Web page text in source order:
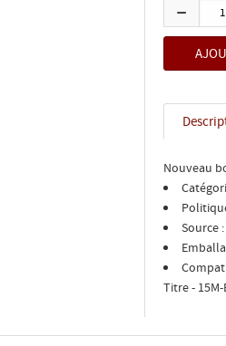
Nouveau
Source
Titre - 15M-